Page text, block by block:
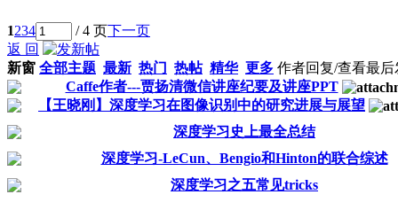
1234 / 4 页下一页
返 回
新窗 全部主题 最新 热门 热帖 精华 更多 作者回复/查看最后
Caffe作者---贾扬清微信讲座纪要及讲座PPT
【王晓刚】深度学习在图像识别中的研究进展与展望
深度学习史上最全总结
深度学习-LeCun、Bengio和Hinton的联合综述
深度学习之五常见tricks